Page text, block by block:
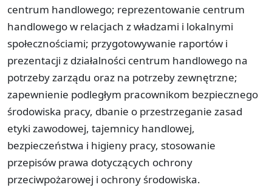
centrum handlowego; reprezentowanie centrum
handlowego w relacjach z władzami i lokalnymi
społecznościami; przygotowywanie raportów i
prezentacji z działalności centrum handlowego na
potrzeby zarządu oraz na potrzeby zewnętrzne;
zapewnienie podległym pracownikom bezpiecznego
środowiska pracy, dbanie o przestrzeganie zasad
etyki zawodowej, tajemnicy handlowej,
bezpieczeństwa i higieny pracy, stosowanie
przepisów prawa dotyczących ochrony
przeciwpożarowej i ochrony środowiska.